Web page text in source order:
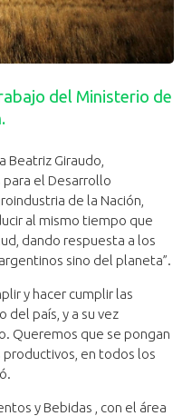
del Ministerio de
Beatriz Giraudo,
para el Desarrollo
de la Nación,
al mismo tiempo que
dando respuesta a los
sino del planeta”.
y hacer cumplir las
del país, y a su vez
Queremos que se pongan
en todos los
y Bebidas , con el área